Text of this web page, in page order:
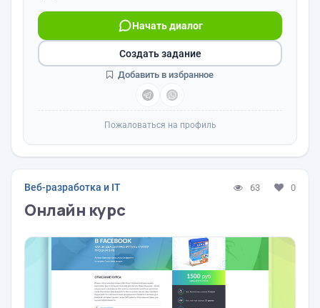
Начать диалог
Создать задание
Добавить в избранное
Пожаловаться на профиль
Веб-разработка и IT 63 0
Онлайн курс